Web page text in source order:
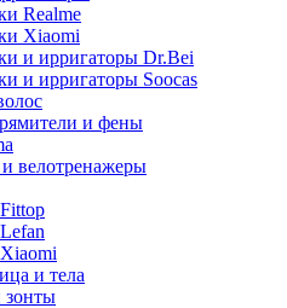
Realme
Xiaomi
и ирригаторы Dr.Bei
и ирригаторы Soocas
и фены
велотренажеры
и тела
зонты